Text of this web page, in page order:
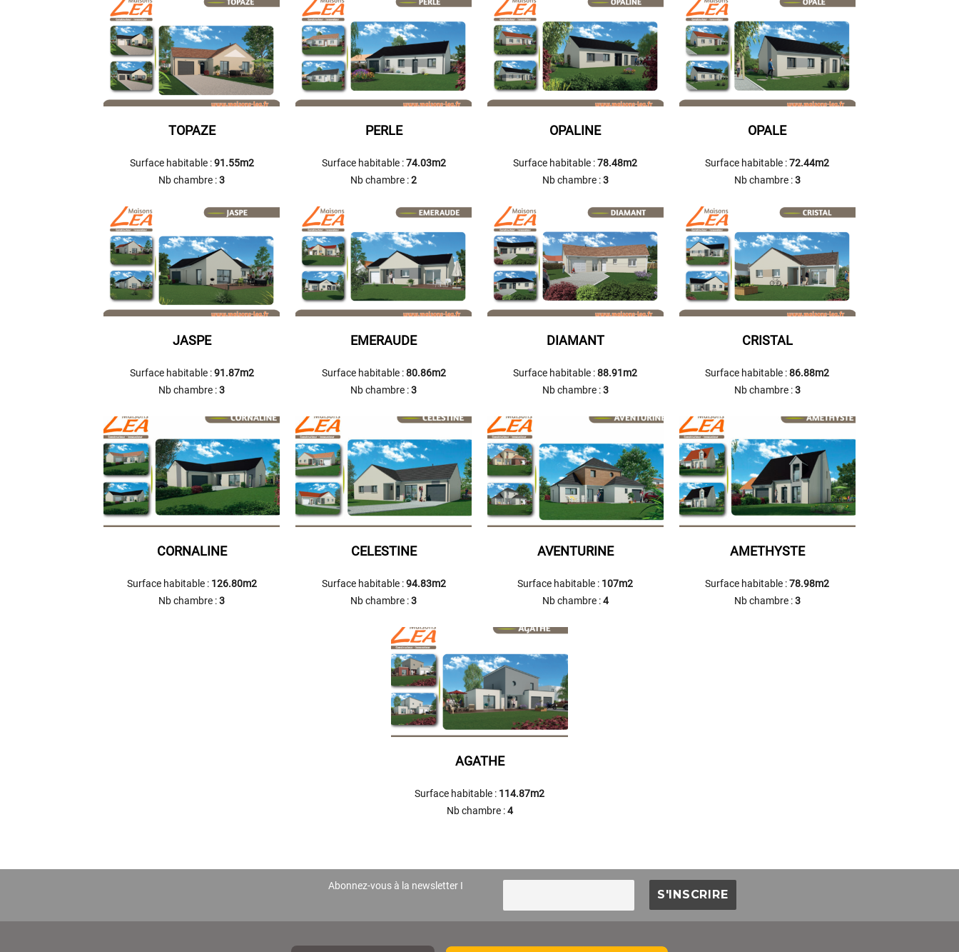
TOPAZE
Surface habitable :91.55m2
Nb chambre :3
PERLE
Surface habitable :74.03m2
Nb chambre :2
OPALINE
Surface habitable :78.48m2
Nb chambre :3
OPALE
Surface habitable :72.44m2
Nb chambre :3
JASPE
Surface habitable :91.87m2
Nb chambre :3
EMERAUDE
Surface habitable :80.86m2
Nb chambre :3
DIAMANT
Surface habitable :88.91m2
Nb chambre :3
CRISTAL
Surface habitable :86.88m2
Nb chambre :3
CORNALINE
Surface habitable : 126.80m2
Nb chambre :3
CELESTINE
Surface habitable :94.83m2
Nb chambre :3
AVENTURINE
Surface habitable : 107m2
Nb chambre :4
AMETHYSTE
Surface habitable :78.98m2
Nb chambre :3
AGATHE
Surface habitable : 114.87m2
Nb chambre :4
Abonnez-vous à la newsletter I